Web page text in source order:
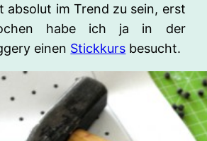
absolut im Trend zu sein, erst
habe ich ja in der
einen Stickkurs besucht.